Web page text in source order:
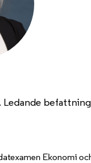
Ekonomi